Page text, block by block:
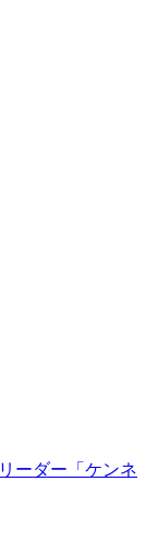
ーダー「ケンネ